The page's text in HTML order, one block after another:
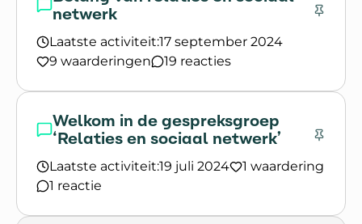
netwerk
Laatste activiteit:17 september 2024
9 waarderingen
19 reacties
Lees het gesprek `Belang van relaties en
Welkom in de gespreksgroep
‘Relaties en sociaal netwerk’
Laatste activiteit:19 juli 2024
1 waardering
1 reactie
Lees het gesprek `Welkom in de gespreksgroep